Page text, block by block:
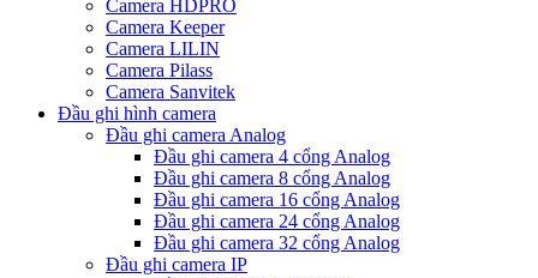
Camera HDPRO
Camera Keeper
Camera LILIN
Camera Pilass
Camera Sanvitek
Đầu ghi hình camera
Đầu ghi camera Analog
Đầu ghi camera 4 cổng Analog
Đầu ghi camera 8 cổng Analog
Đầu ghi camera 16 cổng Analog
Đầu ghi camera 24 cổng Analog
Đầu ghi camera 32 cổng Analog
Đầu ghi camera IP